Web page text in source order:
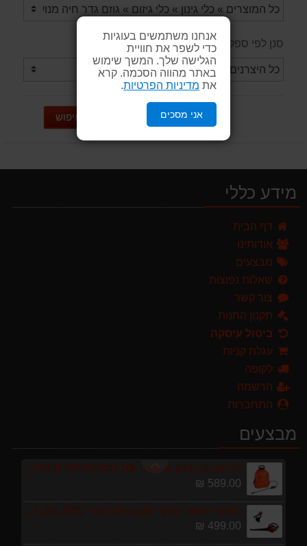
אנחנו משתמשים בעוגיות
כדי לשפר את חוויית
הגלישה שלך. המשך שימוש
באתר מהווה הסכמה. קרא
את מדיניות הפרטיות
אני מסכים
סנן לפי ספק / יצרן
חיפוש
מידע כללי
דף הבית
אודותינו
מבצעים
שאלות נפוצות
צור קשר
תקנון החנות
ביטול עיסקה
עגלת קניות
לקופה
הרשמה
התחברות
מבצעים
589.00 ₪
299.00 ₪
119.00 ₪
179.00 ₪
מרסס גב נטען שטוקר STOCKER BACKPACK SPRAYER 10L איטליה
589.00 ₪
מפוח חשמלי נושף יונק וגורס הארי HARRY LSN 2900
499.00 ₪